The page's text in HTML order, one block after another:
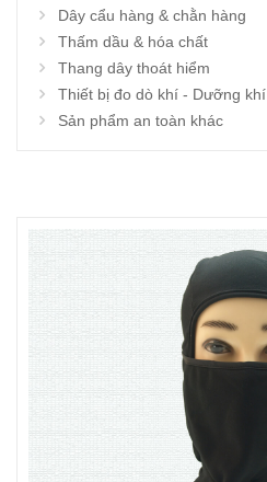
Dây cẩu hàng & chằn hàng
Thấm dầu & hóa chất
Thang dây thoát hiểm
Thiết bị đo dò khí - Dưỡng khí
Sản phẩm an toàn khác